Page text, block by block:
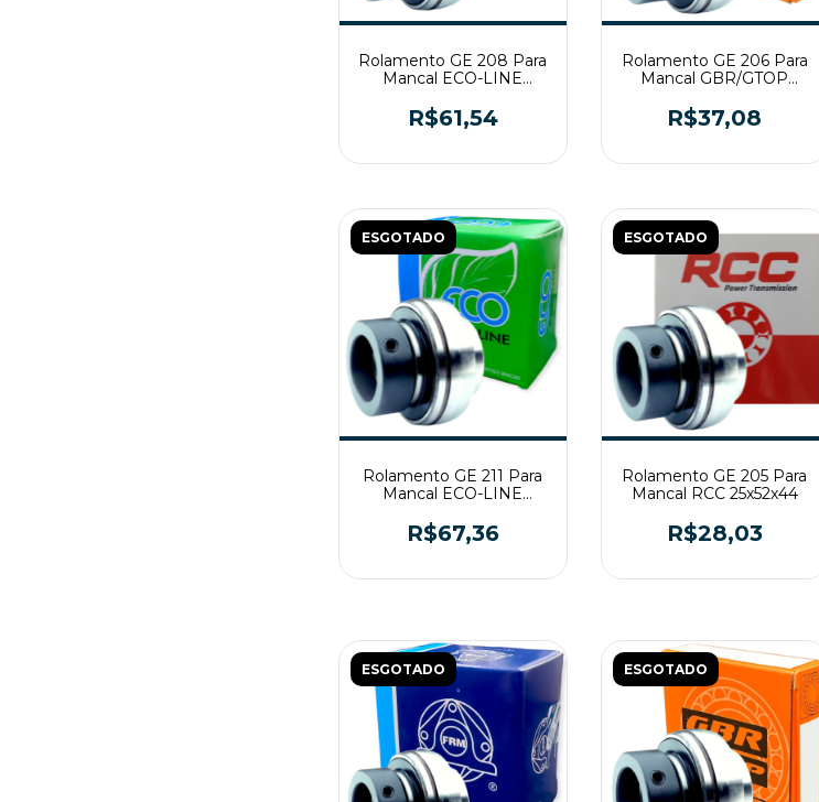
Rolamento GE 208 Para
Mancal ECO-LINE
R$61,54
Rolamento GE 206 Para
Mancal GBR/GTOP
R$37,08
ESGOTADO
Rolamento GE 211 Para
Mancal ECO-LINE
R$67,36
ESGOTADO
Rolamento GE 205 Para
Mancal RCC 25x52x44
R$28,03
ESGOTADO ESGOTADO